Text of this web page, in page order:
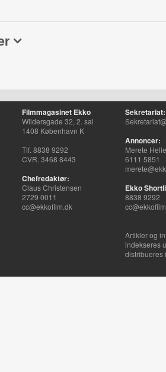
Filmmagasinet Ekko
Wildersgade 32, 2. sal
1408 København K
Tlf. 8838 9292
CVR. 3468 8443
Chefredaktør:
Claus Christensen
2729 0011
cc@ekkofilm.dk
Sekretariat:
Annoncer:
Merete
6111 5851
Ekko
8838 9292
Artikler og
indekseres
distribueres